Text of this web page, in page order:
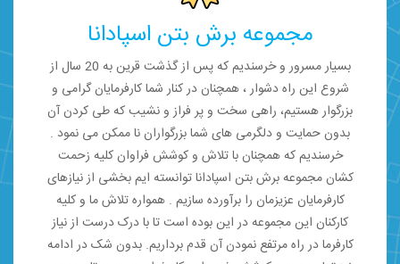
مجموعه برش بتن اسپادانا
بسیار مسرور و خرسندیم که پس از گذشت قرین به 20 سال از
شروع این راه دشوار ، همچنان در کنار شما کارفرمایان گرامی و
بزرگوار هستیم، راهی سخت و پر فراز و نشیب که طی کردن آن
بدون حمایت و دلگرمی های شما بزرگواران نا ممکن می نمود .
خرسندیم که همچنان با تلاش و کوشش فراوان کلیه زحمت
کشان مجموعه برش بتن اسپادانا توانسته ایم بخشی از نیازهای
کارفرمایان عزیزمان را برآورده سازیم . همواره تلاش ما و کلیه
کارکنان این مجموعه در این بوده است تا با درک درست از نیاز